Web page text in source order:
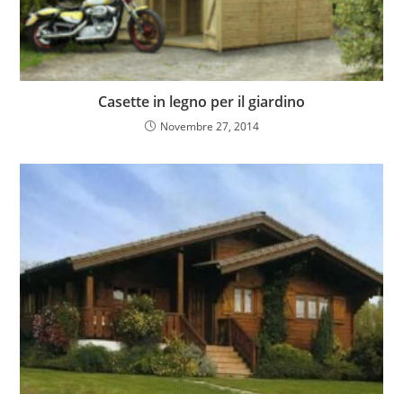
Casette in legno per il giardino
Novembre 27, 2014